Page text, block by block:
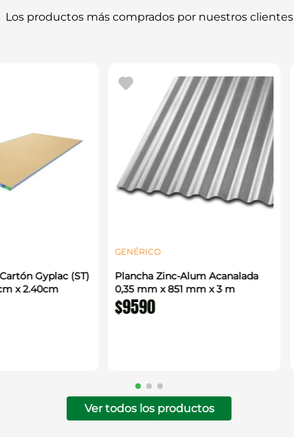
Los productos más comprados por nuestros clientes
Gyplac (ST)
x 2.40cm
GENÉRICO
Plancha Zinc-Alum Acanalada
0,35 mm x 851 mm x 3 m
$9590
Ver todos los productos